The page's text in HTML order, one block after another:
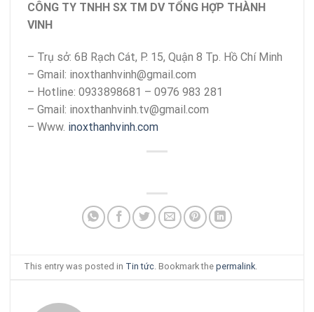
CÔNG TY TNHH SX TM DV TỔNG HỢP THÀNH
VINH
– Trụ sở: 6B Rạch Cát, P. 15, Quận 8 Tp. Hồ Chí Minh
– Gmail: inoxthanhvinh@gmail.com
– Hotline: 0933898681 – 0976 983 281
– Gmail: inoxthanhvinh.tv@gmail.com
– Www. inoxthanhvinh.com
This entry was posted in Tin tức. Bookmark thepermalink.